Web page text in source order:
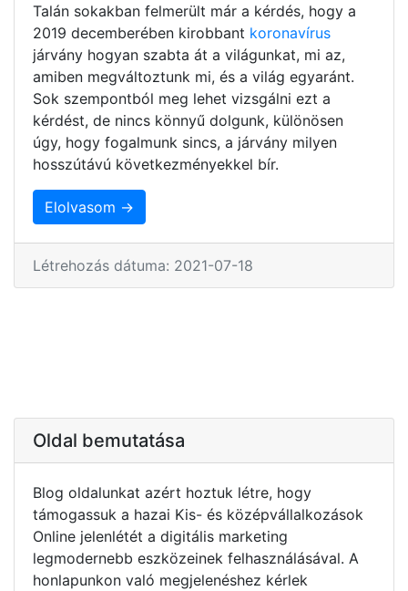
Talán sokakban felmerült már a kérdés, hogy a
2019 decemberében kirobbant koronavírus
járvány hogyan szabta át a világunkat, mi az,
amiben megváltoztunk mi, és a világ egyaránt.
Sok szempontból meg lehet vizsgálni ezt a
kérdést, de nincs könnyű dolgunk, különösen
úgy, hogy fogalmunk sincs, a járvány milyen
hosszútávú következményekkel bír.
Elolvasom →
Létrehozás dátuma: 2021-07-18
Oldal bemutatása
Blog oldalunkat azért hoztuk létre, hogy
támogassuk a hazai Kis- és középvállalkozások
Online jelenlétét a digitális marketing
legmodernebb eszközeinek felhasználásával. A
honlapunkon való megjelenéshez kérlek